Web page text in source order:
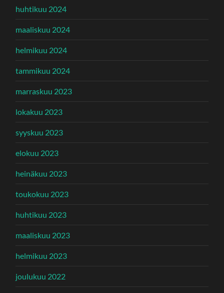
huhtikuu 2024
maaliskuu 2024
helmikuu 2024
tammikuu 2024
marraskuu 2023
lokakuu 2023
syyskuu 2023
elokuu 2023
heinäkuu 2023
toukokuu 2023
huhtikuu 2023
maaliskuu 2023
helmikuu 2023
joulukuu 2022